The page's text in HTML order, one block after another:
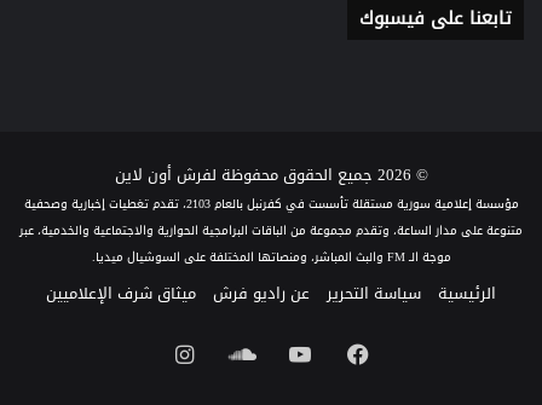
تابعنا على فيسبوك
© 2026 جميع الحقوق محفوظة لفرش أون لاين
مؤسسة إعلامية سورية مستقلة تأسست في كفرنبل بالعام 2103، تقدم تغطيات إخبارية وصحفية
متنوعة على مدار الساعة، وتقدم مجموعة من الباقات البرامجية الحوارية والاجتماعية والخدمية، عبر
موجة الـ FM والبث المباشر، ومنصاتها المختلفة على السوشيال ميديا.
الرئيسية سياسة التحرير عن راديو فرش ميثاق شرف الإعلاميين
فيسبوكيوتيوبساوندانستقرام